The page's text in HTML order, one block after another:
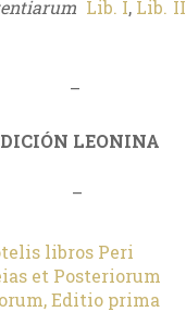
Lib. I, Lib. II
–
LEONINA
–
libros Peri
et Posteriorum
Editio prima